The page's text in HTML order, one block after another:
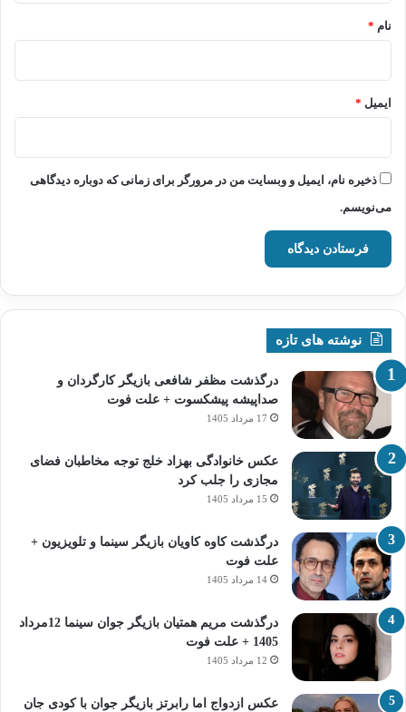
نام *
ایمیل *
ذخیره نام، ایمیل و وبسایت من در مرورگر برای زمانی که دوباره دیدگاهی
می‌نویسم.
نوشته های تازه
درگذشت مظفر شافعی بازیگر کارگردان و
صداپیشه پیشکسوت + علت فوت
17 مرداد 1405
عکس خانوادگی بهزاد خلج توجه مخاطبان فضای
مجازی را جلب کرد
15 مرداد 1405
درگذشت کاوه کاویان بازیگر سینما و تلویزیون +
علت فوت
14 مرداد 1405
درگذشت مریم همتیان بازیگر جوان سینما 12مرداد
1405 + علت فوت
12 مرداد 1405
عکس ازدواج اما رابرتز بازیگر جوان با کودی جان